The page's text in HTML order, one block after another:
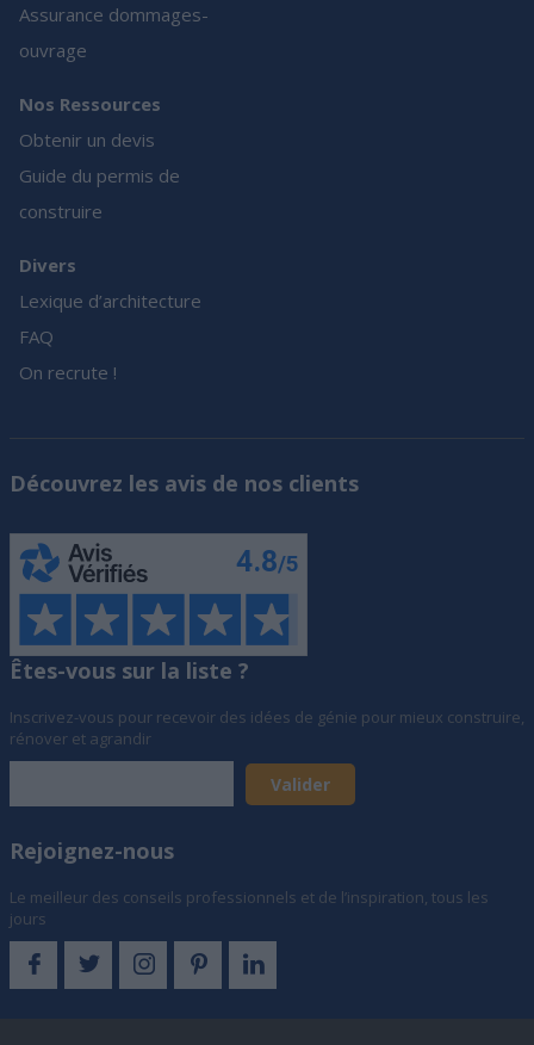
Assurance dommages-
ouvrage
Nos Ressources
Obtenir un devis
Guide du permis de
construire
Divers
Lexique d’architecture
FAQ
On recrute !
Découvrez les avis de nos clients
Êtes-vous sur la liste ?
Inscrivez-vous pour recevoir des idées de génie pour mieux construire,
rénover et agrandir
Rejoignez-nous
Le meilleur des conseils professionnels et de l’inspiration, tous les
jours